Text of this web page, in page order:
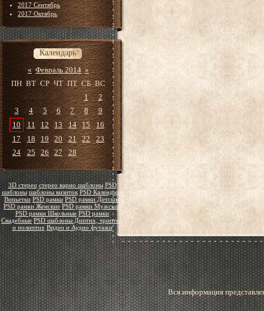
2017 Сентябрь
2017 Октябрь
Календарь
« Февраль 2014 »
ПН ВТ СР ЧТ ПТ СБ ВС
1
2
3
4 5 6 7 8
9
10
11 12 13 14 15
16
17
18 19 20 21 22
23
24
25 26 27 28
3D стерео стерео варио шаблоны PSD
шаблоны шаблоны визиток PSD Календари
Виньетки PSD рамки PSD рамки Детские
PSD рамки Женские PSD рамки Мужские
PSD рамки Школьные PSD рамки
Свадебные PSD шаблоны Диптих, триптих
и полиптих Видео и Аудио футажи
Вся информация